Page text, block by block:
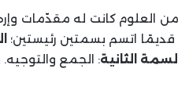
العلوم كانت له مقدّمات
قديمًا اتسم بسمتين رئيستين؛
السمة الثانية: الجمع